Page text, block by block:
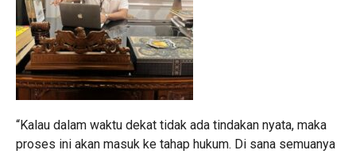
“Kalau dalam waktu dekat tidak ada tindakan nyata, maka
proses ini akan masuk ke tahap hukum. Di sana semuanya